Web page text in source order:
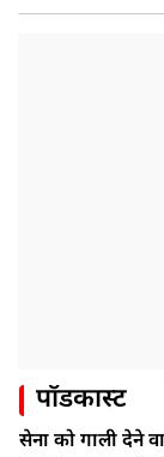
पॉडकास्ट
सेना को गाली देने